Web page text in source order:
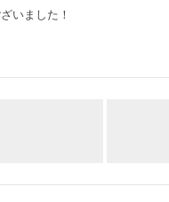
いました！